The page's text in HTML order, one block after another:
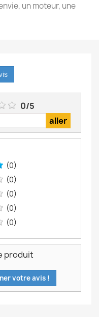
un moteur, une
0/5
(0)
(0)
(0)
(0)
(0)
produit
votre avis !